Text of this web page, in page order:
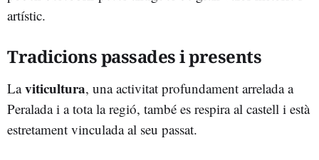
artístic.
Tradicions passades i presents
Laviticultura, una activitat profundament arrelada a
Peralada i a tota la regió, també es respira al castell i està
estretament vinculada al seu passat.